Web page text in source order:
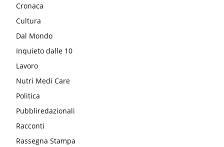
Cronaca
Cultura
Dal Mondo
Inquieto dalle 10
Lavoro
Nutri Medi Care
Politica
Pubbliredazionali
Racconti
Rassegna Stampa